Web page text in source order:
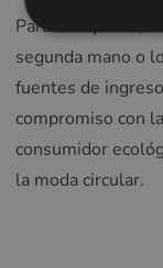
Para las ópticas,
segunda mano o
fuentes de
compromiso con
consumidor
la moda circular.